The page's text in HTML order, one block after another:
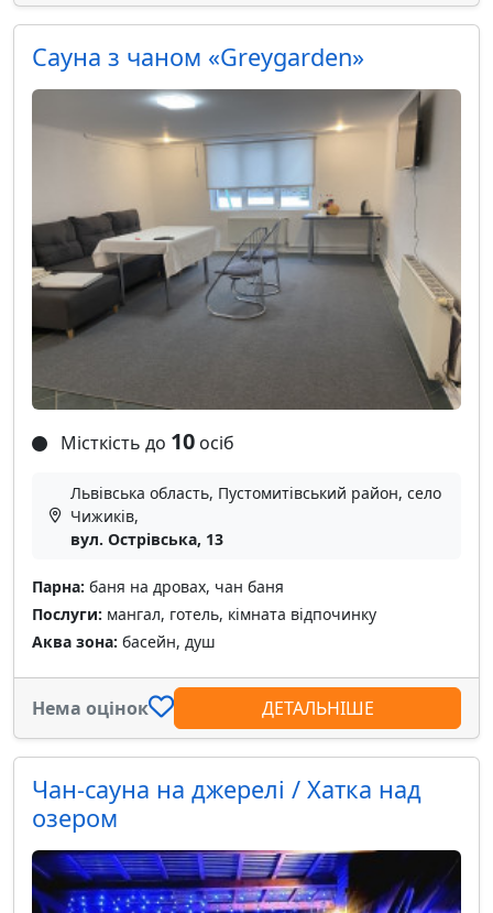
Сауна з чаном «Greygarden»
Місткість до 10 осіб
Львівська область, Пустомитівський район, село
Чижиків,
вул. Острівська, 13
Парна: баня на дровах, чан баня
Послуги: мангал, готель, кімната відпочинку
Аква зона: басейн, душ
Нема оцінок ДЕТАЛЬНІШЕ
Чан-сауна на джерелі / Хатка над
озером